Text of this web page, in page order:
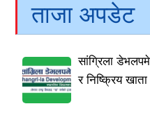
ताजा अपडेट
सांग्रिला
र निष्क्रिय